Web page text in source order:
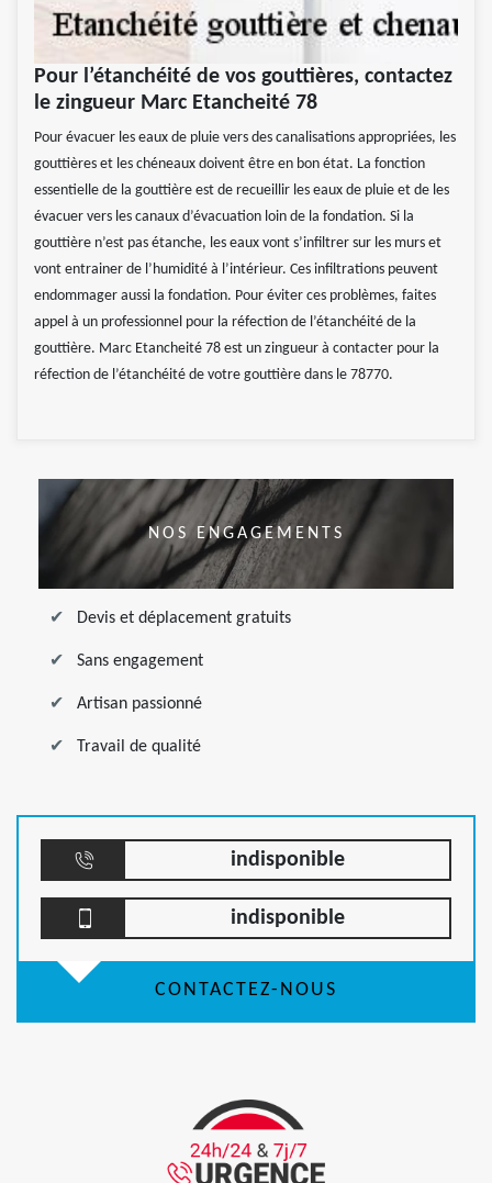
Pour l’étanchéité de vos gouttières, contactez
le zingueur Marc Etancheité 78
Pour évacuer les eaux de pluie vers des canalisations appropriées, les
gouttières et les chéneaux doivent être en bon état. La fonction
essentielle de la gouttière est de recueillir les eaux de pluie et de les
évacuer vers les canaux d’évacuation loin de la fondation. Si la
gouttière n’est pas étanche, les eaux vont s’infiltrer sur les murs et
vont entrainer de l’humidité à l’intérieur. Ces infiltrations peuvent
endommager aussi la fondation. Pour éviter ces problèmes, faites
appel à un professionnel pour la réfection de l’étanchéité de la
gouttière. Marc Etancheité 78 est un zingueur à contacter pour la
réfection de l’étanchéité de votre gouttière dans le 78770.
NOS ENGAGEMENTS
Devis et déplacement gratuits
Sans engagement
Artisan passionné
Travail de qualité
indisponible
indisponible
CONTACTEZ-NOUS